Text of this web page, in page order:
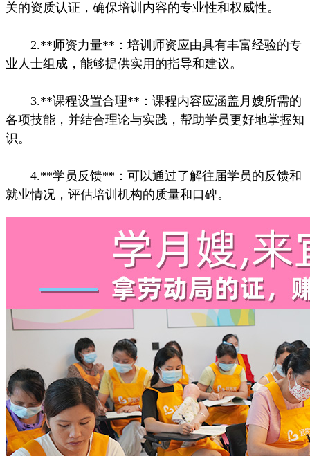
关的资质认证，确保培训内容的专业性和权威性。
2.**师资力量**：培训师资应由具有丰富经验的专
业人士组成，能够提供实用的指导和建议。
3.**课程设置合理**：课程内容应涵盖月嫂所需的
各项技能，并结合理论与实践，帮助学员更好地掌握知
识。
4.**学员反馈**：可以通过了解往届学员的反馈和
就业情况，评估培训机构的质量和口碑。